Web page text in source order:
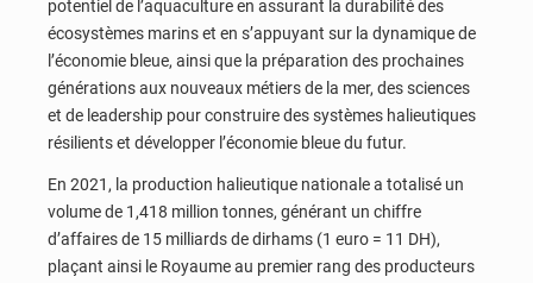
potentiel de l’aquaculture en assurant la durabilité des
écosystèmes marins et en s’appuyant sur la dynamique de
l’économie bleue, ainsi que la préparation des prochaines
générations aux nouveaux métiers de la mer, des sciences
et de leadership pour construire des systèmes halieutiques
résilients et développer l’économie bleue du futur.
En 2021, la production halieutique nationale a totalisé un
volume de 1,418 million tonnes, générant un chiffre
d’affaires de 15 milliards de dirhams (1 euro = 11 DH),
plaçant ainsi le Royaume au premier rang des producteurs